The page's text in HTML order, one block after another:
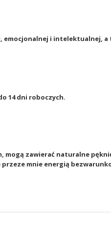
i intelektualnej, a
14 dni roboczych.
mogą zawierać naturalne
mnie energią